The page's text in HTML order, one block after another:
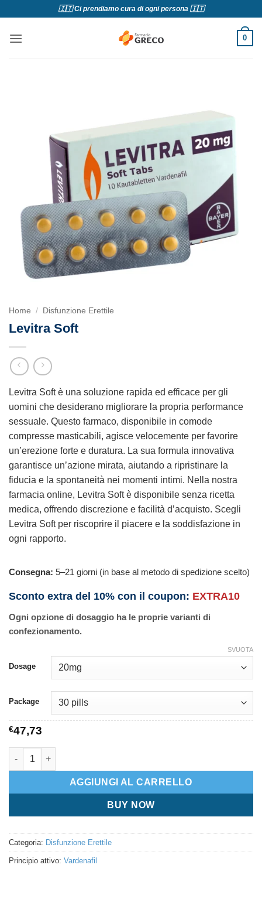
contenuti
🇮🇹 Ci prendiamo cura di ogni persona 🇮🇹
0
Home / Disfunzione Erettile
Levitra Soft
Levitra Soft è una soluzione rapida ed efficace per gli
uomini che desiderano migliorare la propria performance
sessuale. Questo farmaco, disponibile in comode
compresse masticabili, agisce velocemente per favorire
un’erezione forte e duratura. La sua formula innovativa
garantisce un’azione mirata, aiutando a ripristinare la
fiducia e la spontaneità nei momenti intimi. Nella nostra
farmacia online, Levitra Soft è disponibile senza ricetta
medica, offrendo discrezione e facilità d’acquisto. Scegli
Levitra Soft per riscoprire il piacere e la soddisfazione in
ogni rapporto.
Consegna: 5–21 giorni (in base al metodo di spedizione scelto)
Sconto extra del 10% con il coupon: EXTRA10
Ogni opzione di dosaggio ha le proprie varianti di
confezionamento.
Dosage
Package
SVUOTA
€47,73
Levitra Soft quantità
AGGIUNGI AL CARRELLO
BUY NOW
Categoria: Disfunzione Erettile
Principio attivo: Vardenafil